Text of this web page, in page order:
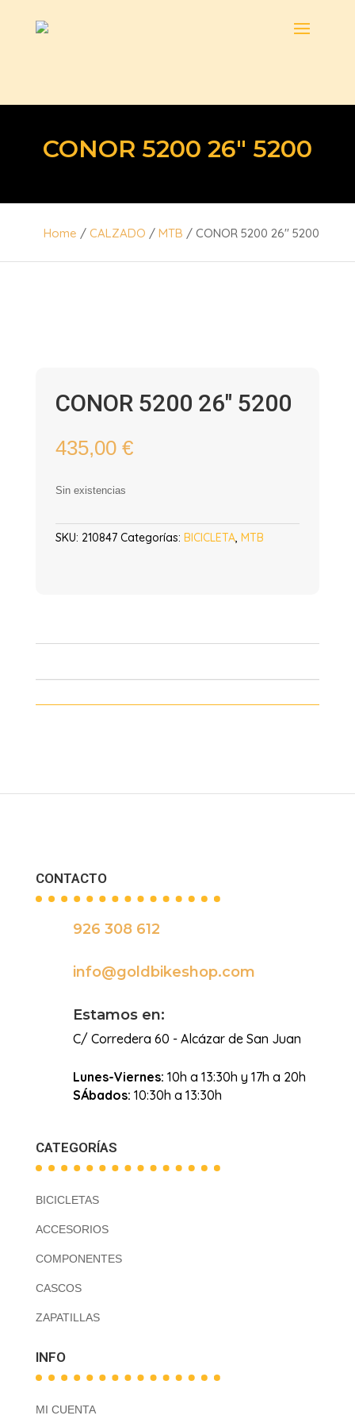
CONOR 5200 26″ 5200
Home /CALZADO /MTB / CONOR 5200 26″ 5200
CONOR 5200 26″ 5200
435,00 €
Sin existencias
SKU: 210847 Categorías: BICICLETA, MTB
CONTACTO
926 308 612
info@goldbikeshop.com
Estamos en:
C/ Corredera 60 - Alcázar de San Juan
Lunes-Viernes: 10h a 13:30h y 17h a 20h
SÁbados: 10:30h a 13:30h
CATEGORÍAS
BICICLETAS
ACCESORIOS
COMPONENTES
CASCOS
ZAPATILLAS
INFO
MI CUENTA